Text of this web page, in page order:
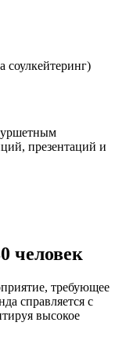
презентаций и
человек
требующее
справляется с
высокое